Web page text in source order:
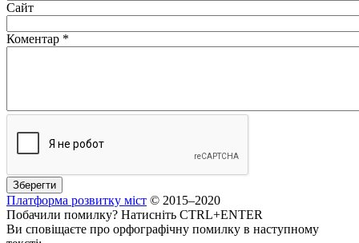
Сайт
Коментар *
Платформа розвитку міст © 2015–2020
Побачили помилку? Натисніть CTRL+ENTER
Ви сповіщаєте про орфографічну помилку в наступному